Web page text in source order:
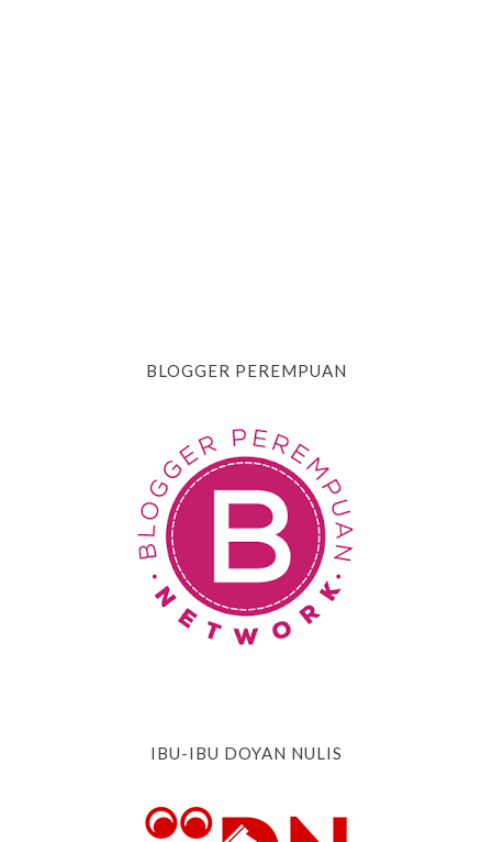
BLOGGER PEREMPUAN
IBU-IBU DOYAN NULIS